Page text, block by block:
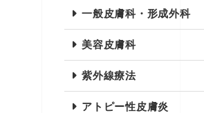
一般皮膚科・形成外科
美容皮膚科
紫外線療法
アトピー性皮膚炎